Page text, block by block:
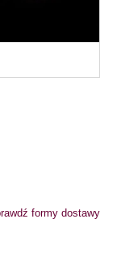
formy dostawy